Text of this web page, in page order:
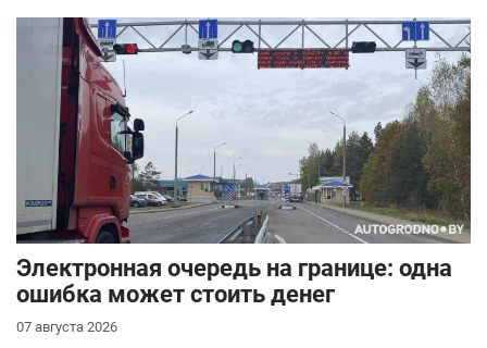
Электронная очередь на границе: одна
ошибка может стоить денег
07 августа 2026